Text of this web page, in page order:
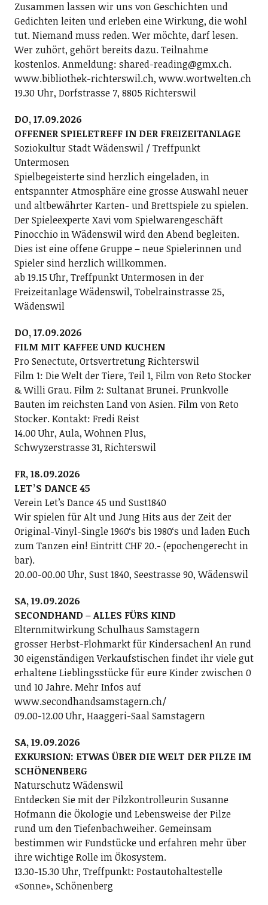
Zusammen lassen wir uns von Geschichten und
Gedichten leiten und erleben eine Wirkung, die wohl
tut. Niemand muss reden. Wer möchte, darf lesen.
Wer zuhört, gehört bereits dazu. Teilnahme
kostenlos. Anmeldung: shared-reading@gmx.ch.
www.bibliothek-richterswil.ch, www.wortwelten.ch
19.30 Uhr, Dorfstrasse 7, 8805 Richterswil
DO, 17.09.2026
OFFENER SPIELETREFF IN DER FREIZEITANLAGE
Soziokultur Stadt Wädenswil / Treffpunkt
Untermosen
Spielbegeisterte sind herzlich eingeladen, in
entspannter Atmosphäre eine grosse Auswahl neuer
und altbewährter Karten- und Brettspiele zu spielen.
Der Spieleexperte Xavi vom Spielwarengeschäft
Pinocchio in Wädenswil wird den Abend begleiten.
Dies ist eine offene Gruppe – neue Spielerinnen und
Spieler sind herzlich willkommen.
ab 19.15 Uhr, Treffpunkt Untermosen in der
Freizeitanlage Wädenswil, Tobelrainstrasse 25,
Wädenswil
DO, 17.09.2026
FILM MIT KAFFEE UND KUCHEN
Pro Senectute, Ortsvertretung Richterswil
Film 1: Die Welt der Tiere, Teil 1, Film von Reto Stocker
& Willi Grau. Film 2: Sultanat Brunei. Prunkvolle
Bauten im reichsten Land von Asien. Film von Reto
Stocker. Kontakt: Fredi Reist
14.00 Uhr, Aula, Wohnen Plus,
Schwyzerstrasse 31, Richterswil
FR, 18.09.2026
LETʼS DANCE 45
Verein Letʼs Dance 45 und Sust1840
Wir spielen für Alt und Jung Hits aus der Zeit der
Original-Vinyl-Single 1960ʻs bis 1980ʻs und laden Euch
zum Tanzen ein! Eintritt CHF 20.- (epochengerecht in
bar).
20.00-00.00 Uhr, Sust 1840, Seestrasse 90, Wädenswil
SA, 19.09.2026
SECONDHAND – ALLES FÜRS KIND
Elternmitwirkung Schulhaus Samstagern
grosser Herbst-Flohmarkt für Kindersachen! An rund
30 eigenständigen Verkaufstischen findet ihr viele gut
erhaltene Lieblingsstücke für eure Kinder zwischen 0
und 10 Jahre. Mehr Infos auf
www.secondhandsamstagern.ch/
09.00-12.00 Uhr, Haaggeri-Saal Samstagern
SA, 19.09.2026
EXKURSION: ETWAS ÜBER DIE WELT DER PILZE IM
SCHÖNENBERG
Naturschutz Wädenswil
Entdecken Sie mit der Pilzkontrolleurin Susanne
Hofmann die Ökologie und Lebensweise der Pilze
rund um den Tiefenbachweiher. Gemeinsam
bestimmen wir Fundstücke und erfahren mehr über
ihre wichtige Rolle im Ökosystem.
13.30-15.30 Uhr, Treffpunkt: Postautohaltestelle
«Sonne», Schönenberg